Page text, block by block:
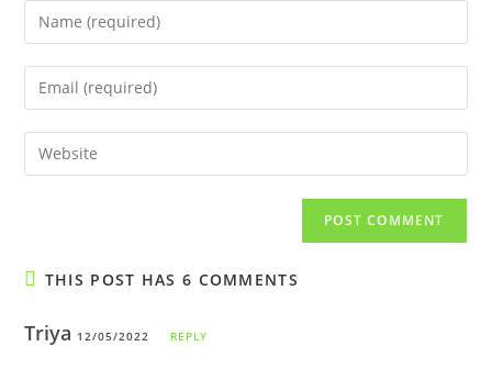
Enter
your
name
comment
Enter
your
email
address
Enter
your
THIS POST HAS 6 COMMENTS
Triya 12/05/2022 REPLY